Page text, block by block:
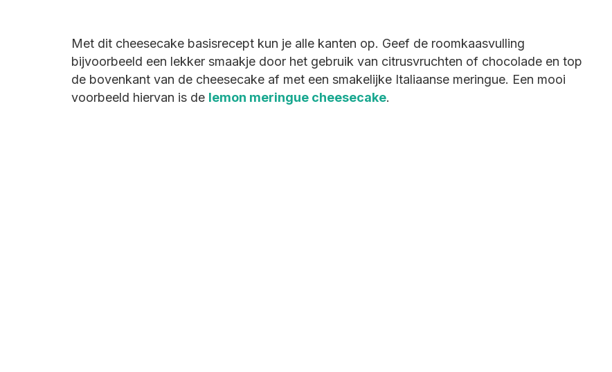
Met dit cheesecake basisrecept kun je alle kanten op. Geef de roomkaasvulling
bijvoorbeeld een lekker smaakje door het gebruik van citrusvruchten of chocolade en top
de bovenkant van de cheesecake af met een smakelijke Italiaanse meringue. Een mooi
voorbeeld hiervan is de lemon meringue cheesecake.